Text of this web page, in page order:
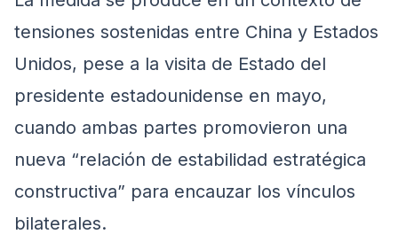
tensiones sostenidas entre China y Estados
Unidos, pese a la visita de Estado del
presidente estadounidense en mayo,
cuando ambas partes promovieron una
nueva “relación de estabilidad estratégica
constructiva” para encauzar los vínculos
bilaterales.